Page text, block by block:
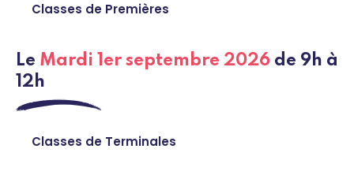
Classes de Premières
Le Mardi 1er septembre 2026 de 9h à
12h
Classes de Terminales